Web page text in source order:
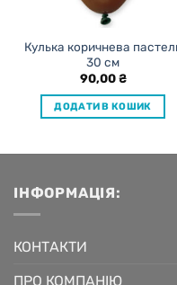
Кулька коричнева
30 см
90,00₴
ДОДАТИ В КОШИК
ІНФОРМАЦІЯ:
КОНТАКТИ
ПРО КОМПАНІЮ